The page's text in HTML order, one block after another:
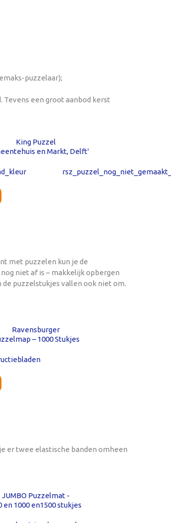
puzzelaar);
een groot aanbod kerst
King Puzzel
en Markt, Delft'
met puzzelen kun je de
niet af is – makkelijk opbergen
puzzelstukjes vallen ook niet om.
Ravensburger
– 1000 Stukjes
er twee elastische banden omheen
JUMBO Puzzelmat -
en 1000 en1500 stukjes